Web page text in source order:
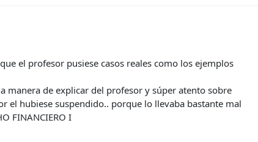
el profesor pusiese casos reales como los ejemplos
manera de explicar del profesor y súper atento sobre
el hubiese suspendido.. porque lo llevaba bastante mal
FINANCIERO I